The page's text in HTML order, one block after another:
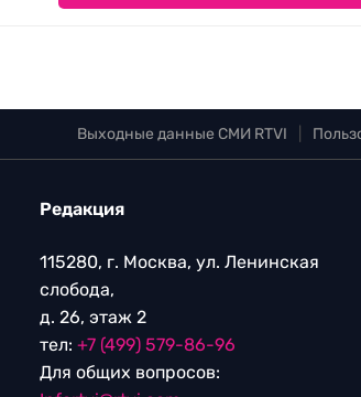
Выходные данные СМИ RTVI
Редакция
115280, г. Москва, ул. Ленинская
слобода,
д. 26, этаж 2
тел: +7 (499) 579-86-96
Для общих вопросов: